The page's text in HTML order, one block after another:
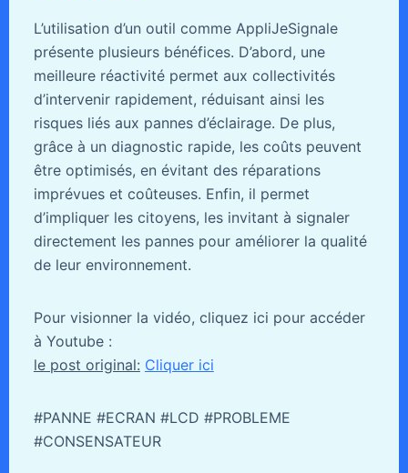
L’utilisation d’un outil comme AppliJeSignale
présente plusieurs bénéfices. D’abord, une
meilleure réactivité permet aux collectivités
d’intervenir rapidement, réduisant ainsi les
risques liés aux pannes d’éclairage. De plus,
grâce à un diagnostic rapide, les coûts peuvent
être optimisés, en évitant des réparations
imprévues et coûteuses. Enfin, il permet
d’impliquer les citoyens, les invitant à signaler
directement les pannes pour améliorer la qualité
de leur environnement.
Pour visionner la vidéo, cliquez ici pour accéder
à Youtube :
le post original: Cliquer ici
#PANNE #ECRAN #LCD #PROBLEME
#CONSENSATEUR